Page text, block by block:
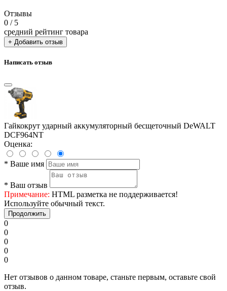
Отзывы
0 / 5
средний рейтинг товара
+ Добавить отзыв
Написать отзыв
Гайкокрут ударный аккумуляторный бесщеточный DeWALT
DCF964NT
Оценка:
* Ваше имя
* Ваш отзыв
Примечание: HTML разметка не поддерживается!
Используйте обычный текст.
Продолжить
0
0
0
0
0
Нет отзывов о данном товаре, станьте первым, оставьте свой
отзыв.